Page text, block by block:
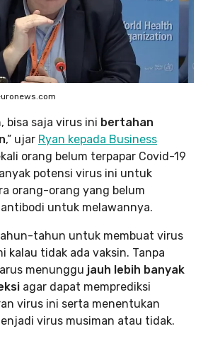
bisa saja virus ini bertahan
,” ujar Ryan kepada Business
orang belum terpapar Covid-19
potensi virus ini untuk
orang-orang yang belum
untuk melawannya.
tahun untuk membuat virus
kalau tidak ada vaksin. Tanpa
menunggu jauh lebih banyak
agar dapat memprediksi
virus ini serta menentukan
virus musiman atau tidak.